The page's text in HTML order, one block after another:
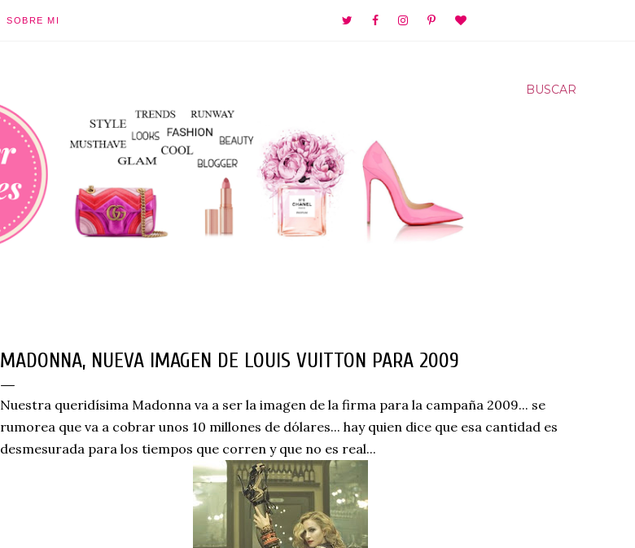
SOBRE MI
Ir al contenido principal
BUSCAR
MADONNA, NUEVA IMAGEN DE LOUIS VUITTON PARA 2009
Nuestra queridísima Madonna va a ser la imagen de la firma para la campaña 2009... se
rumorea que va a cobrar unos 10 millones de dólares... hay quien dice que esa cantidad es
desmesurada para los tiempos que corren y que no es real...